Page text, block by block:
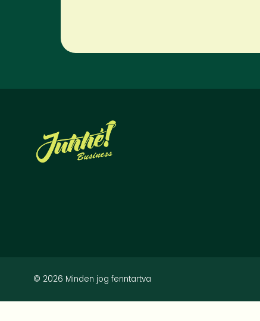
© 2026 Minden jog fenntartva